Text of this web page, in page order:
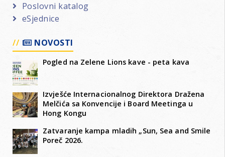
Poslovni katalog
eSjednice
NOVOSTI
Pogled na Zelene Lions kave - peta kava
Izvješće Internacionalnog Direktora Dražena
Melčića sa Konvencije i Board Meetinga u
Hong Kongu
Zatvaranje kampa mladih „Sun, Sea and Smile
Poreč 2026.